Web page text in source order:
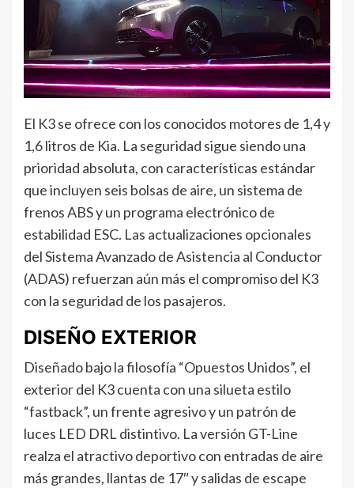
El K3 se ofrece con los conocidos motores de 1,4 y
1,6 litros de Kia. La seguridad sigue siendo una
prioridad absoluta, con características estándar
que incluyen seis bolsas de aire, un sistema de
frenos ABS y un programa electrónico de
estabilidad ESC. Las actualizaciones opcionales
del Sistema Avanzado de Asistencia al Conductor
(ADAS) refuerzan aún más el compromiso del K3
con la seguridad de los pasajeros.
DISEÑO EXTERIOR
Diseñado bajo la filosofía “Opuestos Unidos”, el
exterior del K3 cuenta con una silueta estilo
“fastback”, un frente agresivo y un patrón de
luces LED DRL distintivo. La versión GT-Line
realza el atractivo deportivo con entradas de aire
más grandes, llantas de 17″ y salidas de escape